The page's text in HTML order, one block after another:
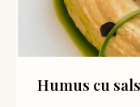
Humus cu